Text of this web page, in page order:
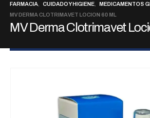
FARMACIA
CUIDADO Y HIGIENE
MEDICAMENTOS
MV DERMA CLOTRIMAVET LOCION 60 ML
MV Derma Clotrimavet